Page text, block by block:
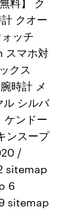
クオー
ッチ
スマホ対
クス
時計 メ
ル シルバ
ケンドー
ンスープ
/
sitemap
6
sitemap